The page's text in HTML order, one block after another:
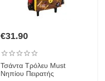
€31.90
Τσάντα Τρόλευ Must
Νηπίου Πειρατής